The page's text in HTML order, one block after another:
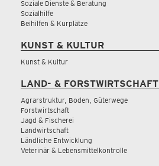
Soziale Dienste & Beratung
Sozialhilfe
Beihilfen & Kurplätze
KUNST & KULTUR
Kunst & Kultur
LAND- & FORSTWIRTSCHAFT
Agrarstruktur, Boden, Güterwege
Forstwirtschaft
Jagd & Fischerei
Landwirtschaft
Ländliche Entwicklung
Veterinär & Lebensmittelkontrolle